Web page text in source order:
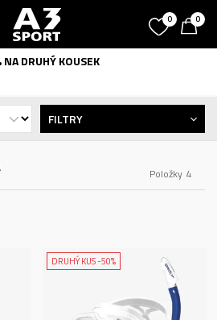
0 0
NA DRUHÝ KOUSEK
4
Položky
FILTRY
DRUHÝ KUS -50%